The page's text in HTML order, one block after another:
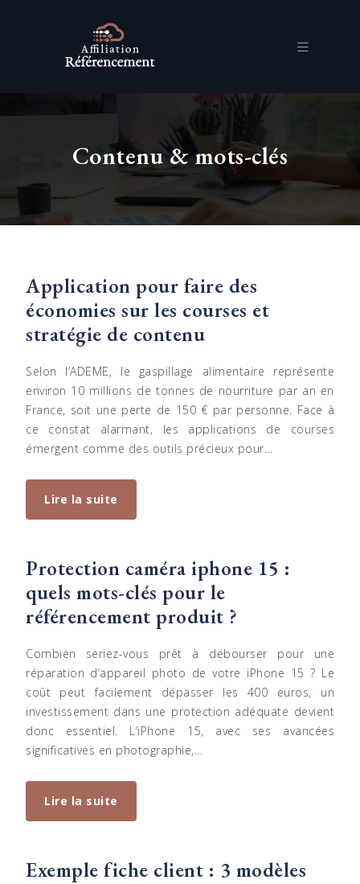
Contenu & mots-clés
Application pour faire des
économies sur les courses et
stratégie de contenu
Selon l’ADEME, le gaspillage alimentaire représente
environ 10 millions de tonnes de nourriture par an en
France, soit une perte de 150 € par personne. Face à
ce constat alarmant, les applications de courses
émergent comme des outils précieux pour…
Lire la suite
Protection caméra iphone 15 :
quels mots-clés pour le
référencement produit ?
Combien seriez-vous prêt à débourser pour une
réparation d’appareil photo de votre iPhone 15 ? Le
coût peut facilement dépasser les 400 euros, un
investissement dans une protection adéquate devient
donc essentiel. L’iPhone 15, avec ses avancées
significatives en photographie,…
Lire la suite
Exemple fiche client : 3 modèles